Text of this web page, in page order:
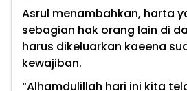
Asrul menambahkan, harta
sebagian hak orang lain di
harus dikeluarkan kaeena
kewajiban.
“Alhamdulillah hari ini kita